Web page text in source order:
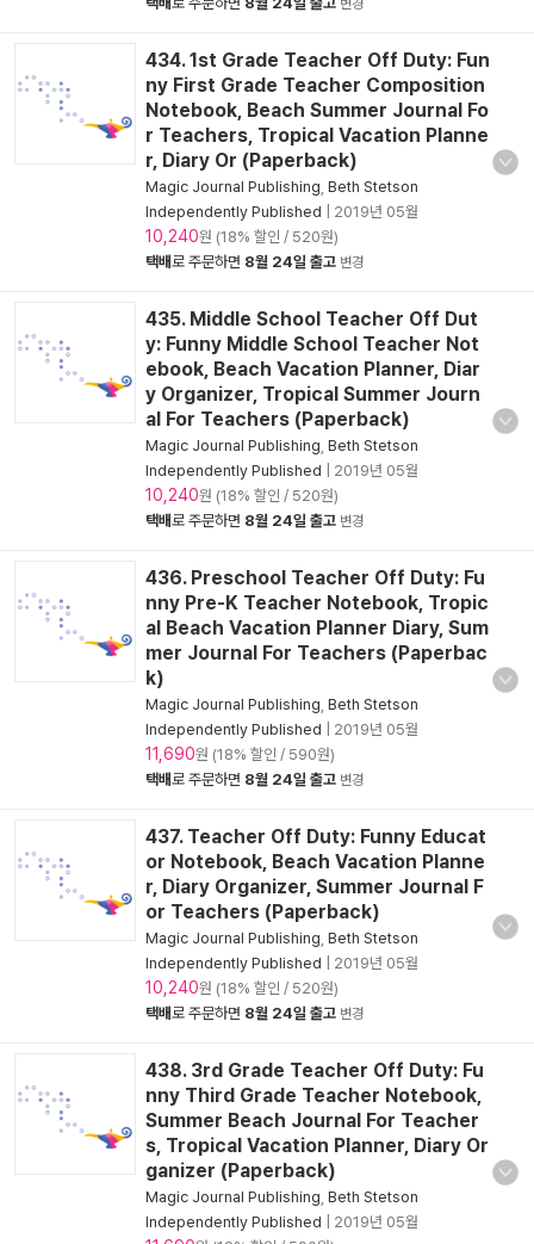
변경
434. 1st Grade Teacher Off Duty: Fun
ny First Grade Teacher Composition
Notebook, Beach Summer Journal Fo
r Teachers, Tropical Vacation Planne
r, Diary Or (Paperback)
Magic Journal Publishing Beth Stetson
Independently Published
2019년 05월
10,240원 (18% 할인 / 520원)
택배로 주문하면 8월 24일 출고 변경
435. Middle School Teacher Off Dut
y: Funny Middle School Teacher Not
ebook, Beach Vacation Planner, Diar
y Organizer, Tropical Summer Journ
al For Teachers (Paperback)
Magic Journal Publishing Beth Stetson
Independently Published
2019년 05월
10,240원 (18% 할인 / 520원)
택배로 주문하면 8월 24일 출고 변경
436. Preschool Teacher Off Duty: Fu
nny Pre-K Teacher Notebook, Tropic
al Beach Vacation Planner Diary, Sum
mer Journal For Teachers (Paperbac
k)
Magic Journal Publishing Beth Stetson
Independently Published
2019년 05월
11,690원 (18% 할인 / 590원)
택배로 주문하면 8월 24일 출고 변경
437. Teacher Off Duty: Funny Educat
or Notebook, Beach Vacation Planne
r, Diary Organizer, Summer Journal F
or Teachers (Paperback)
Magic Journal Publishing Beth Stetson
Independently Published
2019년 05월
10,240원 (18% 할인 / 520원)
택배로 주문하면 8월 24일 출고 변경
438. 3rd Grade Teacher Off Duty: Fu
nny Third Grade Teacher Notebook,
Summer Beach Journal For Teacher
s, Tropical Vacation Planner, Diary Or
ganizer (Paperback)
Magic Journal Publishing Beth Stetson
Independently Published
2019년 05월